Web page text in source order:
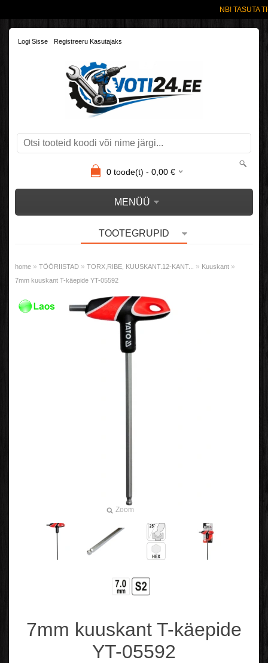
NB! TASUTA
Logi Sisse Registreeru Kasutajaks
0toode(t) - 0,00€
MENÜÜ
TOOTEGRUPID
home » TÖÖRIISTAD » TORX,RIBE, KUUSKANT.12-KANT... » Kuuskant »
7mm kuuskant T-käepide YT-05592
Zoom
7mm kuuskant T-käepide
YT-05592